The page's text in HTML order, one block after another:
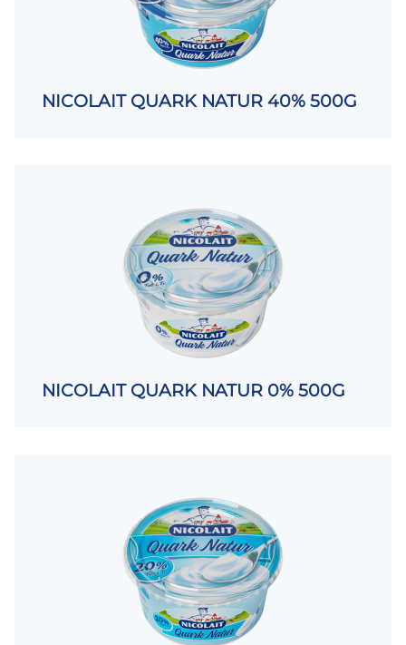
NICOLAIT QUARK NATUR 40% 500G
NICOLAIT QUARK NATUR 0% 500G